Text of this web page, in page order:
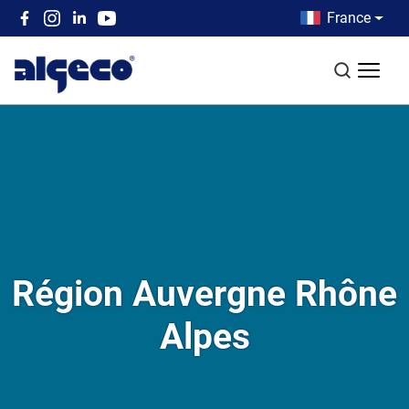
Aller au contenu principal
Top left menu
Country menu
France
Région Auvergne Rhône
Alpes